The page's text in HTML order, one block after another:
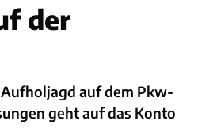
der
auf dem Pkw-
geht auf das Konto